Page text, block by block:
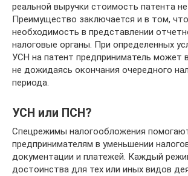
реальной выручки стоимость патента
Преимущество заключается и в том,
необходимость в представлении
налоговые органы. При определенных
УСН на патент предприниматель может
не дожидаясь окончания очередного
периода.
УСН или ПСН?
Спецрежимы налогообложения
предпринимателям в уменьшении
документации и платежей. Каждый
достоинства для тех или иных видов